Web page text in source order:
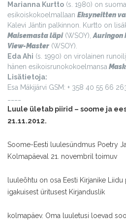
Marianna Kurtto (s. 1980) on
esikoiskokoelmallaan Eksyneitten
Kalevi Jäntin palkinnon. Kurtto on
Maisemasta läpi(WSOY), Auringon
View-Master (WSOY).
Eda Ahi (s. 1990) on virolainen
hänen esikoisrunokokoelmansa
Lisätietoja:
Esa Mäkijärvi GSM: + 358 40 55 66
Luule ületab piirid – soome ja
21.11.2012.
Soome-Eesti luulesündmus Poetry
Kolmapäeval 21. novembril toimuv
luuleõhtu on osa Eesti Kirjanike
igakuisest üritusest Kirjanduslik
kolmapäev. Oma luuletusi loevad